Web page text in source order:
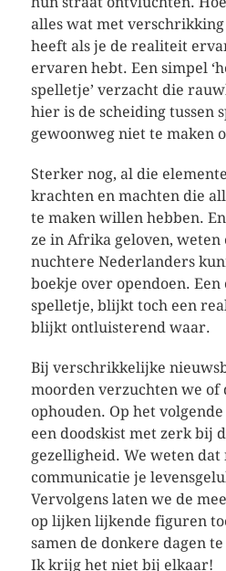
alles wat met
heeft als je de realiteit
ervaren hebt. Een simpel
spelletje’ verzacht die
hier is de scheiding tussen
gewoonweg niet te maken
Sterker nog, al die
krachten en machten die
te maken willen hebben.
ze in Afrika geloven, weten
nuchtere Nederlanders
boekje over opendoen.
spelletje, blijkt toch een
blijkt ontluisterend waar.
Bij verschrikkelijke
moorden verzuchten we of
ophouden. Op het
een doodskist met zerk bij
gezelligheid. We weten dat
communicatie je
Vervolgens laten we de
op lijken lijkende figuren
samen de donkere dagen
Ik krijg het niet bij elkaar!